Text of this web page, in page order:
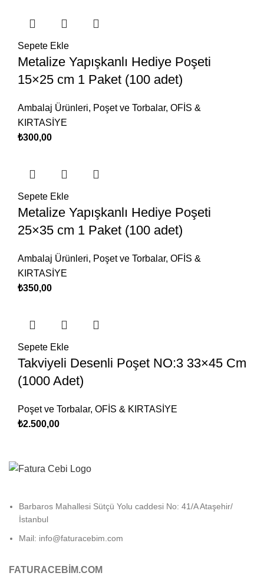
Sepete Ekle
Metalize Yapışkanlı Hediye Poşeti
15×25 cm 1 Paket (100 adet)
Ambalaj Ürünleri, Poşet ve Torbalar, OFİS &
KIRTASİYE
₺300,00
Sepete Ekle
Metalize Yapışkanlı Hediye Poşeti
25×35 cm 1 Paket (100 adet)
Ambalaj Ürünleri, Poşet ve Torbalar, OFİS &
KIRTASİYE
₺350,00
Sepete Ekle
Takviyeli Desenli Poşet NO:3 33×45 Cm
(1000 Adet)
Poşet ve Torbalar, OFİS & KIRTASİYE
₺2.500,00
Barbaros Mahallesi Sütçü Yolu caddesi No: 41/A Ataşehir/
İstanbul
Mail: info@faturacebim.com
FATURACEBİM.COM